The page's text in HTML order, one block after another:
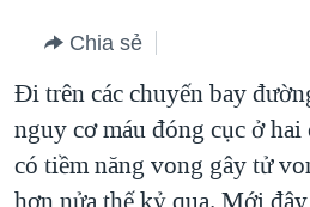
hướng
chính
Đi
tới
DIỄN ĐÀN
MỤC
TỰ DO BÁO CHÍ
VẠCH TRẦN TIN GIẢ
CHUYÊN ĐỀ
CHIẾN TRANH THƯƠNG MẠI
HỌC TIẾNG ANH
Chia sẻ
Đi trên các chuyến bay
nguy cơ máu đóng cục ở
có tiềm năng vong gây tử